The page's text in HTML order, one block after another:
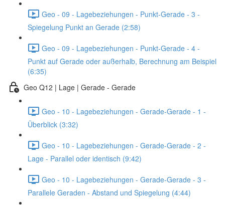
Geo - 09 - Lagebeziehungen - Punkt-Gerade - 3 -
Spiegelung Punkt an Gerade (2:58)
Geo - 09 - Lagebeziehungen - Punkt-Gerade - 4 -
Punkt auf Gerade oder außerhalb, Berechnung am Beispiel
(6:35)
Geo Q12 | Lage | Gerade - Gerade
Geo - 10 - Lagebeziehungen - Gerade-Gerade - 1 -
Überblick (3:32)
Geo - 10 - Lagebeziehungen - Gerade-Gerade - 2 -
Lage - Parallel oder identisch (9:42)
Geo - 10 - Lagebeziehungen - Gerade-Gerade - 3 -
Parallele Geraden - Abstand und Spiegelung (4:44)